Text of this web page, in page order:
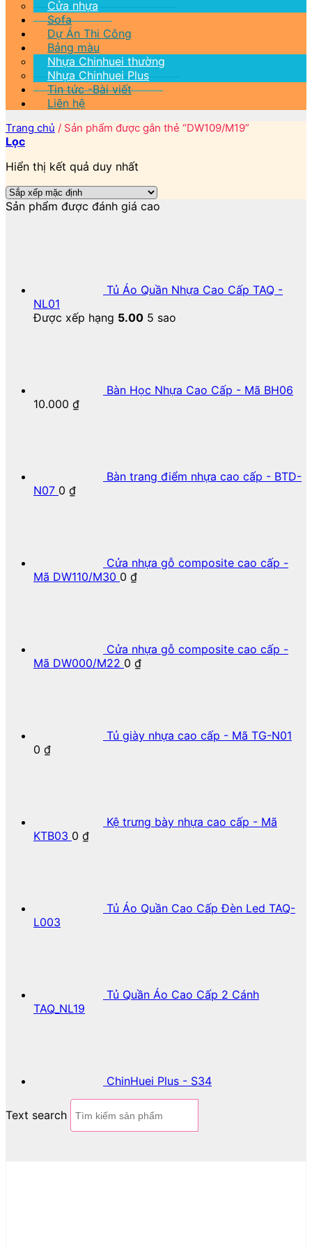
Cửa nhựa
Sofa
Dự Án Thi Công
Bảng màu
Nhựa Chinhuei thường
Nhựa Chinhuei Plus
Tin tức -Bài viết
Liên hệ
Trang chủ / Sản phẩm được gắn thẻ “DW109/M19”
Lọc
Hiển thị kết quả duy nhất
Sản phẩm được đánh giá cao
Tủ Áo Quần Nhựa Cao Cấp TAQ -
NL01
Được xếp hạng 5.00 5 sao
Bàn Học Nhựa Cao Cấp - Mã BH06
10.000 ₫
Bàn trang điểm nhựa cao cấp - BTD-
N07 0 ₫
Cửa nhựa gỗ composite cao cấp -
Mã DW110/M30 0 ₫
Cửa nhựa gỗ composite cao cấp -
Mã DW000/M22 0 ₫
Tủ giày nhựa cao cấp - Mã TG-N01
0 ₫
Kệ trưng bày nhựa cao cấp - Mã
KTB03 0 ₫
Tủ Áo Quần Cao Cấp Đèn Led TAQ-
L003
Tủ Quần Áo Cao Cấp 2 Cánh
TAQ_NL19
ChinHuei Plus - S34
Text search